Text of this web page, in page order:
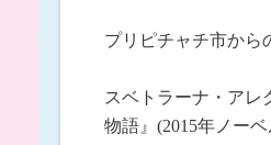
プリピチャチ市から
スベトラーナ・アレ
物語』(2015年ノー